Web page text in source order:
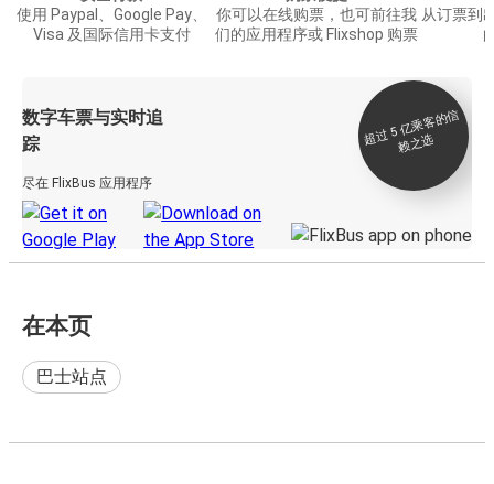
使用 Paypal、Google Pay、
Visa 及国际信用卡支付
你可以在线购票，也可前往我
们的应用程序或 Flixshop 购票
从订票到
数字车票与实时追
踪
尽在 FlixBus 应用程序
超
过 5
亿
乘
客
的
信
赖
之
选
在本页
巴士站点